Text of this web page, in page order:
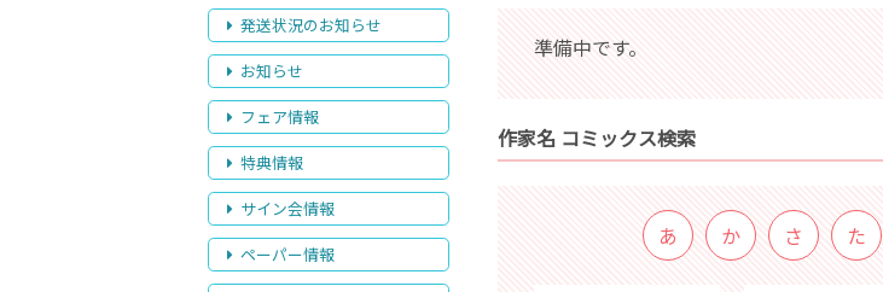
準備中です。
作家名 コミックス検索
あ か さ た
発送状況のお知らせ
お知らせ
フェア情報
特典情報
サイン会情報
ペーパー情報